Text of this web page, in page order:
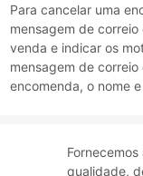
Para cancelar uma
mensagem de
venda e indicar os
mensagem de
encomenda, o nome
qualidade,